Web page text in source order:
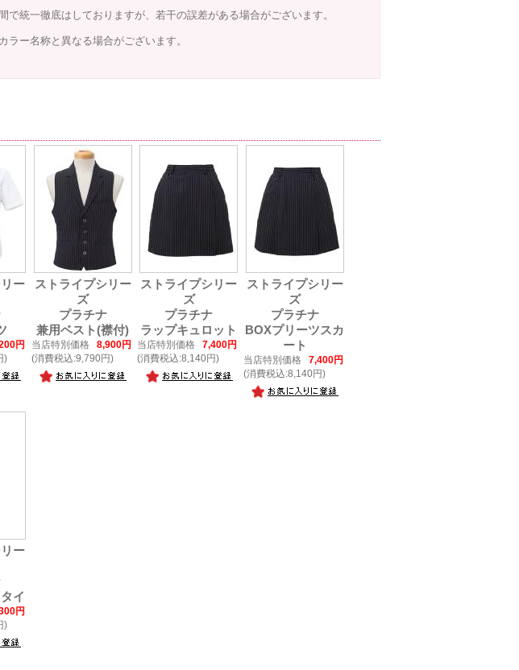
で統一徹底はしておりますが、若干の誤差がある場合がございます。
ー名称と異なる場合がございます。
ー
円
)
ストライプシリー
ズ
プラチナ
兼用ベスト(襟付)
当店特別価格
8,900円
(消費税込:9,790円)
ストライプシリー
ズ
プラチナ
ラップキュロット
当店特別価格
7,400円
(消費税込:8,140円)
ストライプシリー
ズ
プラチナ
BOXプリーツスカ
ート
当店特別価格
7,400円
(消費税込:8,140円)
ー
イ
円
)